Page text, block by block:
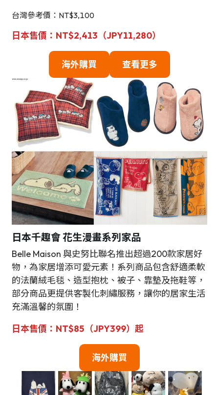
台灣參考價：NT$3,100
日本售價：NT$2,413（JPY11,280）
海外購買 查看更多
日本千趣會 花生漫畫系列家品
Belle Maison 與史努比聯名推出超過200款家居好
物，為家居增添可愛元素！系列商品包含舒適柔軟
的法蘭絨毛毯、造型抱枕、被子、靠墊及拖鞋等，
部分商品更提供客製化刺繡服務，讓你的居家生活
充滿溫馨的氛圍！
日本售價：NT$85（JPY399）起
海外購買